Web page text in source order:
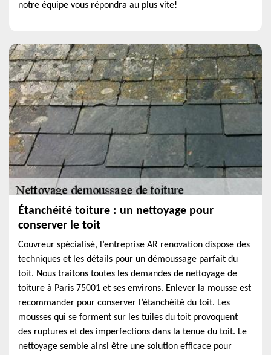
notre équipe vous répondra au plus vite!
Étanchéité toiture : un nettoyage pour
conserver le toit
Couvreur spécialisé, l’entreprise AR renovation dispose des
techniques et les détails pour un démoussage parfait du
toit. Nous traitons toutes les demandes de nettoyage de
toiture à Paris 75001 et ses environs. Enlever la mousse est
recommander pour conserver l’étanchéité du toit. Les
mousses qui se forment sur les tuiles du toit provoquent
des ruptures et des imperfections dans la tenue du toit. Le
nettoyage semble ainsi être une solution efficace pour